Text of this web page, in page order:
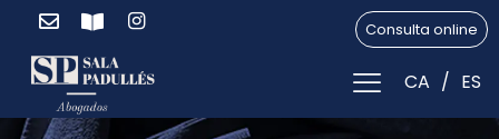
Consulta online
CA ES